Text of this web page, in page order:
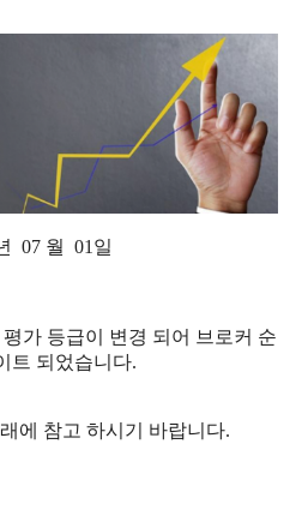
07 월 01일
평가 등급이 변경 되어 브로커 순
트 되었습니다.
에 참고 하시기 바랍니다.